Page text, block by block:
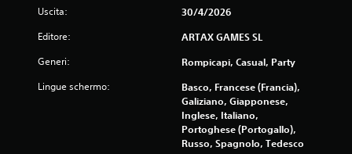
Uscita: 30/4/2026
Editore: ARTAX GAMES SL
Generi: Rompicapi, Casual, Party
Lingue schermo:
Basco, Francese (Francia),
Galiziano, Giapponese,
Inglese, Italiano,
Portoghese (Portogallo),
Russo, Spagnolo, Tedesco